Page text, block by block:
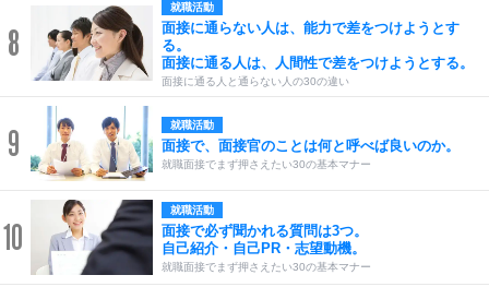
8
就職活動
面接に通らない人は、能力で差をつけようとす
る。
面接に通る人は、人間性で差をつけようとする。
面接に通る人と通らない人の30の違い
9 就職活動
面接で、面接官のことは何と呼べば良いのか。
就職面接でまず押さえたい30の基本マナー
10
就職活動
面接で必ず聞かれる質問は3つ。
自己紹介・自己PR・志望動機。
就職面接でまず押さえたい30の基本マナー